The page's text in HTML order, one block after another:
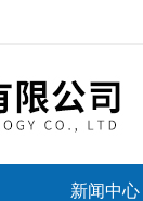
新闻中心